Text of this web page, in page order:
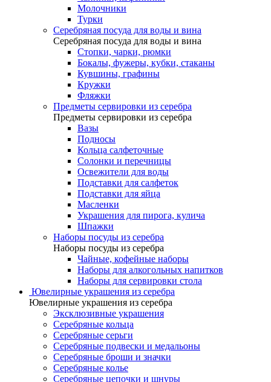
Молочники
Турки
Серебряная посуда для воды и вина
Серебряная посуда для воды и вина
Стопки, чарки, рюмки
Бокалы, фужеры, кубки, стаканы
Кувшины, графины
Кружки
Фляжки
Предметы сервировки из серебра
Предметы сервировки из серебра
Вазы
Подносы
Кольца салфеточные
Солонки и перечницы
Освежители для воды
Подставки для салфеток
Подставки для яйца
Масленки
Украшения для пирога, кулича
Шпажки
Наборы посуды из серебра
Наборы посуды из серебра
Чайные, кофейные наборы
Наборы для алкогольных напитков
Наборы для сервировки стола
Ювелирные украшения из серебра
Ювелирные украшения из серебра
Эксклюзивные украшения
Серебряные кольца
Серебряные серьги
Серебряные подвески и медальоны
Серебряные броши и значки
Серебряные колье
Серебряные цепочки и шнуры